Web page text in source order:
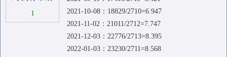
1
2021-10-08：18829/2710=6.947
2021-11-02：21011/2712=7.747
2021-12-03：22776/2713=8.395
2022-01-03：23230/2711=8.568